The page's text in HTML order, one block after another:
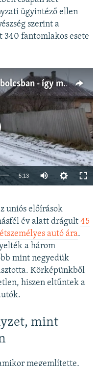
ügyintéző ellen
szerint a
340 fantomlakos esete
"Ukrán" szellemlakosok Szabolcsban - így ment a lakcímbiznisz Tornyospálcán
360p 480p
1080p
tartalom
5:13
360p
480p
1080p
uniós előírások
év alatt drágult 45
autó ára.
a három
mint negyedük
Körképünkből
hiszen eltűntek a
mint
megemlítette,